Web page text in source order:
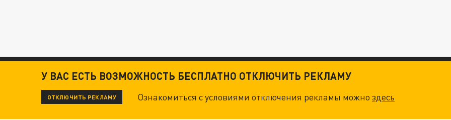
У ВАС ЕСТЬ ВОЗМОЖНОСТЬ БЕСПЛАТНО ОТКЛЮЧИТЬ РЕКЛАМУ
ОТКЛЮЧИТЬ РЕКЛАМУ Ознакомиться с условиями отключения рекламы можноздесь